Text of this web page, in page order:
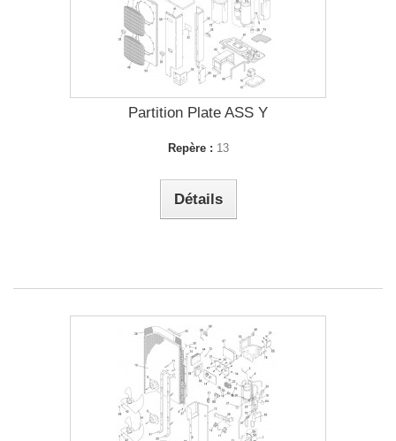
Partition Plate ASS Y
Repère : 13
Détails